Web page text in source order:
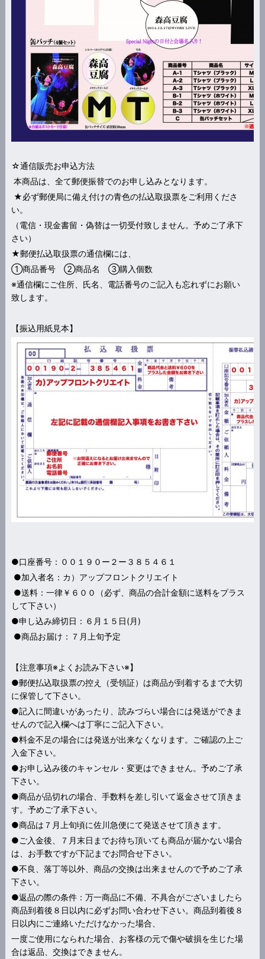
☆通信販売お申込方法
本商品は、全て郵便振替でのお申し込みとなります。
★必ず郵便局に備え付けの青色の払込取扱票をご利用くださ
い。
（電信・現金書留・偽替は一切受付致しません。予めご了承下
さい）
★郵便払込取扱票の通信欄には、
①商品番号 ②商品名 ③購入個数
※通信欄にご住所、氏名、電話番号のご記入も忘れずにお願い
致します。
【振込用紙見本】
●口座番号：００１９０ー２ー３８５４６１
●加入者名：カ）アップフロントクリエイト
●送料：一律￥６００（必ず、商品の合計金額に送料をプラス
して下さい）
●申し込み締切日：６月１５日(月)
●商品お届け：７月上旬予定
【注意事項※よくお読み下さい※】
●郵便払込取扱票の控え（受領証）は商品が到着するまで大切
に保管して下さい。
●記入に間違いがあったり、読みづらい場合には発送ができま
せんので記入欄へは丁寧にご記入下さい。
●料金不足の場合には発送が出来なくなります。ご確認の上ご
入金下さい。
●お申し込み後のキャンセル・変更はできません。予めご了承
下さい。
●商品が品切れの場合、手数料を差し引いて返金させて頂きま
す。予めご了承下さい。
●商品は７月上旬頃に佐川急便にて発送させて頂きます。
●ご入金後、７月末日までお待ち頂いても商品が届かない場合
は、お手数ですが下記までお問合せ下さい。
●不良、落丁等以外、商品の交換は出来ませんので予めご了承
下さい。
●返品の際の条件：万一商品に不備、不具合がございましたら
商品到着後８日以内に必ずお問い合わせ下さい。商品到着後８
日以内にご連絡いただけなかった場合、
一度ご使用になられた場合、お客様の元で傷や破損を生じた場
合は返品、交換はできません。